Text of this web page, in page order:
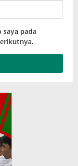
saya pada